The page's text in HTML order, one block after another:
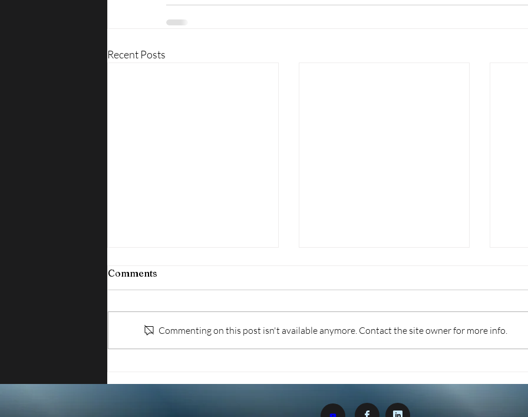
Recent Posts
DESTAGIONALIZZAZIONE
Comments
Commenting on this post isn't available anymore. Contact the site owner for more info.